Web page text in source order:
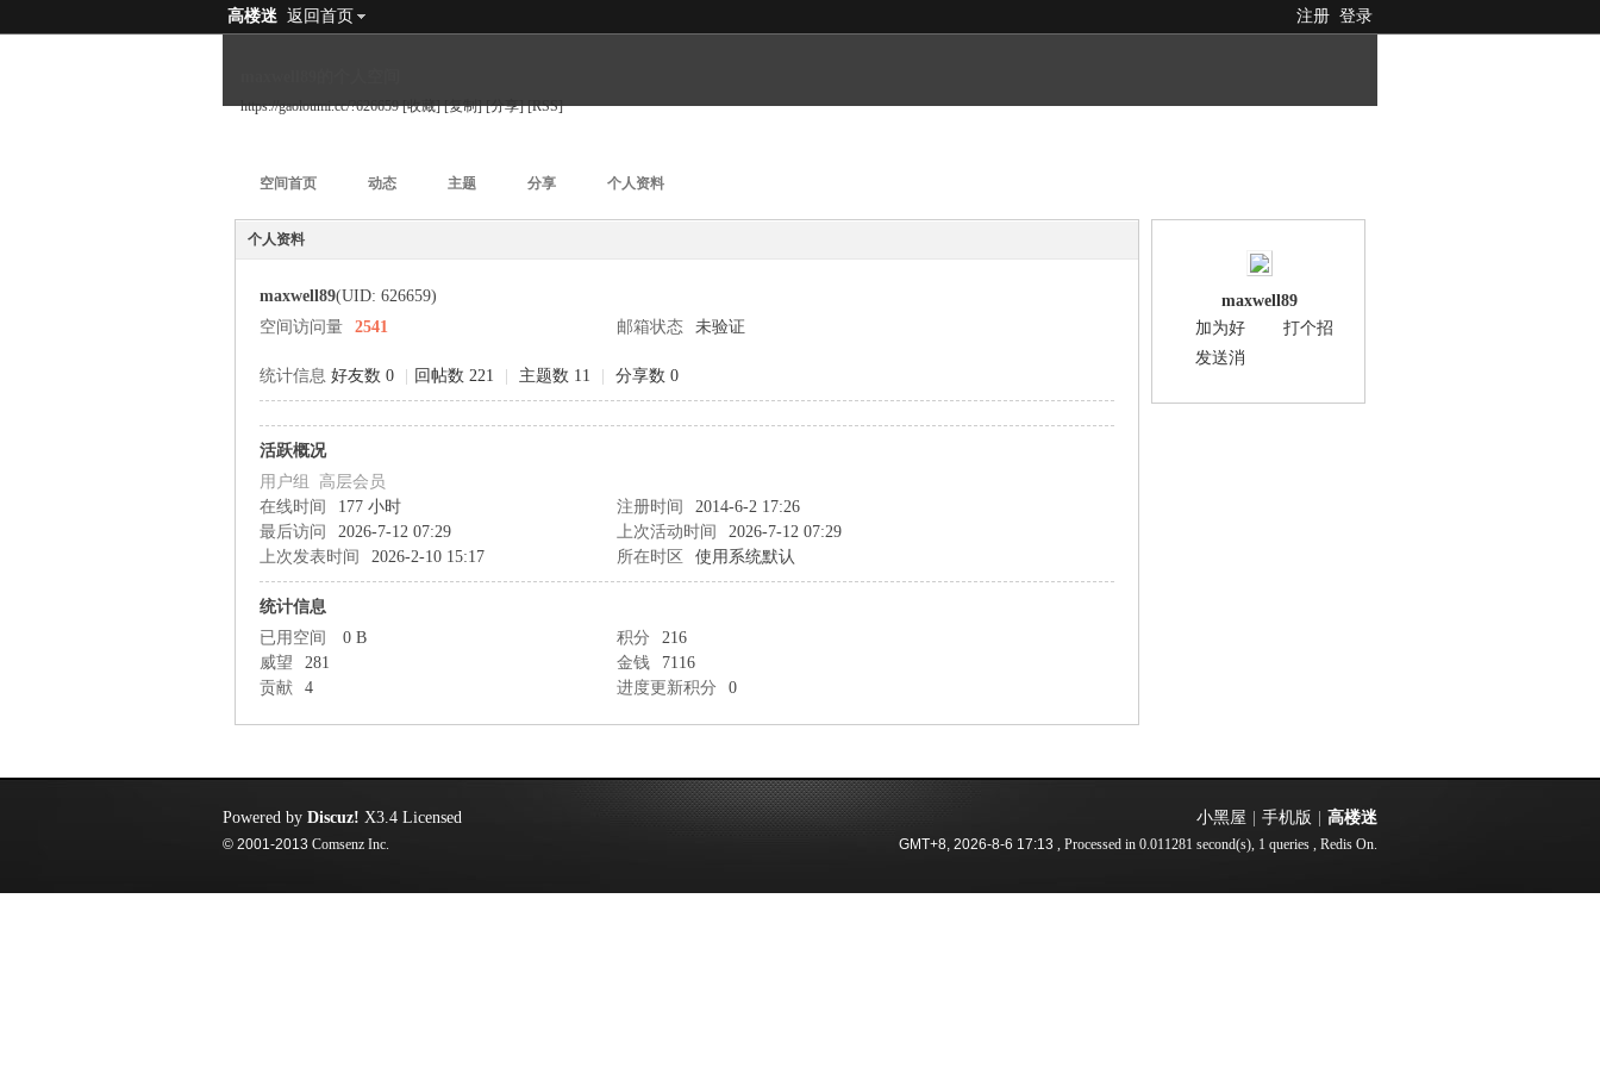
注册 登录
高楼迷 返回首页
https://gaoloumi.cc/?626659 [收藏] [复制] [分享] [RSS]
空间首页 动态 主题 分享 个人资料
个人资料
maxwell89(UID: 626659)
空间访问量
2541 邮箱状态 未验证
统计信息 好友数 0 回帖数 221 主题数 11 分享数 0
活跃概况
用户组 高层会员
在线时间
177 小时 注册时间
2014-6-2 17:26
最后访问
2026-7-12 07:29 上次活动时间
2026-7-12 07:29
上次发表时间
2026-2-10 15:17 所在时区 使用系统默认
统计信息
已用空间
0 B 积分
216
威望
281 金钱
7116
贡献
4 进度更新积分 0
maxwell89
加为好
打个招
发送消
小黑屋 手机版 高楼迷
GMT+8, 2026-8-6 17:13 , Processed in 0.011281 second(s), 1 queries , Redis On.
Powered by Discuz! X3.4 Licensed
© 2001-2013 Comsenz Inc.